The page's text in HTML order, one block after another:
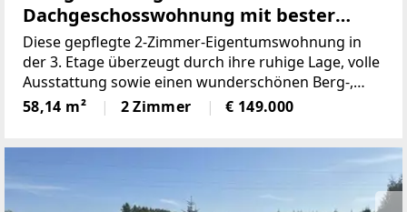
Dachgeschosswohnung mit bester
Wohnqualität in Mauthausen!
Diese gepflegte 2-Zimmer-Eigentumswohnung in
der 3. Etage überzeugt durch ihre ruhige Lage, volle
Ausstattung sowie einen wunderschönen Berg-,
Fern- und Grünblick. Mit einer Wohnfläche von ca.
58,14 m² und einem sonnigen Südwestbalkon bietet
58,14 m² 2 Zimmer € 149.000